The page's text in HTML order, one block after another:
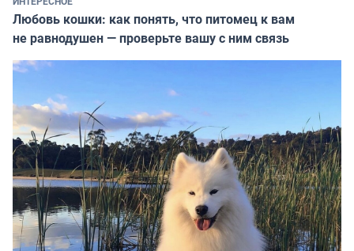
Любовь кошки: как понять, что питомец к вам
не равнодушен — проверьте вашу с ним связь